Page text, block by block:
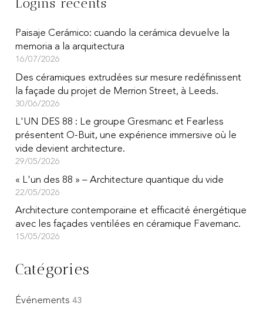
Logins récents
Paisaje Cerámico: cuando la cerámica devuelve la
memoria a la arquitectura
16/07/2026
Des céramiques extrudées sur mesure redéfinissent
la façade du projet de Merrion Street, à Leeds.
30/06/2026
L'UN DES 88 : Le groupe Gresmanc et Fearless
présentent O-Buit, une expérience immersive où le
vide devient architecture.
29/05/2026
« L'un des 88 » – Architecture quantique du vide
22/05/2026
Architecture contemporaine et efficacité énergétique
avec les façades ventilées en céramique Favemanc.
15/05/2026
Catégories
Événements 43